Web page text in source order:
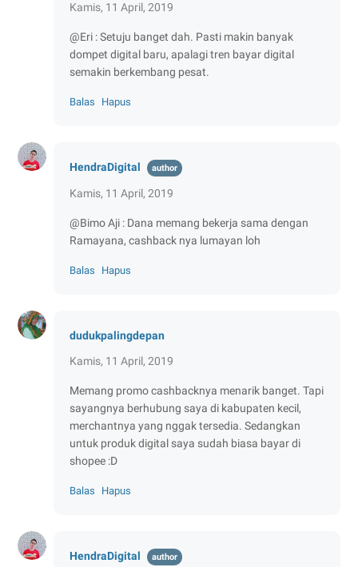
Kamis, 11 April, 2019
@Eri : Setuju banget dah. Pasti makin banyak
dompet digital baru, apalagi tren bayar digital
semakin berkembang pesat.
Balas Hapus
HendraDigital
Kamis, 11 April, 2019
@Bimo Aji : Dana memang bekerja sama dengan
Ramayana, cashback nya lumayan loh
Balas Hapus
dudukpalingdepan
Kamis, 11 April, 2019
Memang promo cashbacknya menarik banget. Tapi
sayangnya berhubung saya di kabupaten kecil,
merchantnya yang nggak tersedia. Sedangkan
untuk produk digital saya sudah biasa bayar di
shopee :D
Balas Hapus
HendraDigital